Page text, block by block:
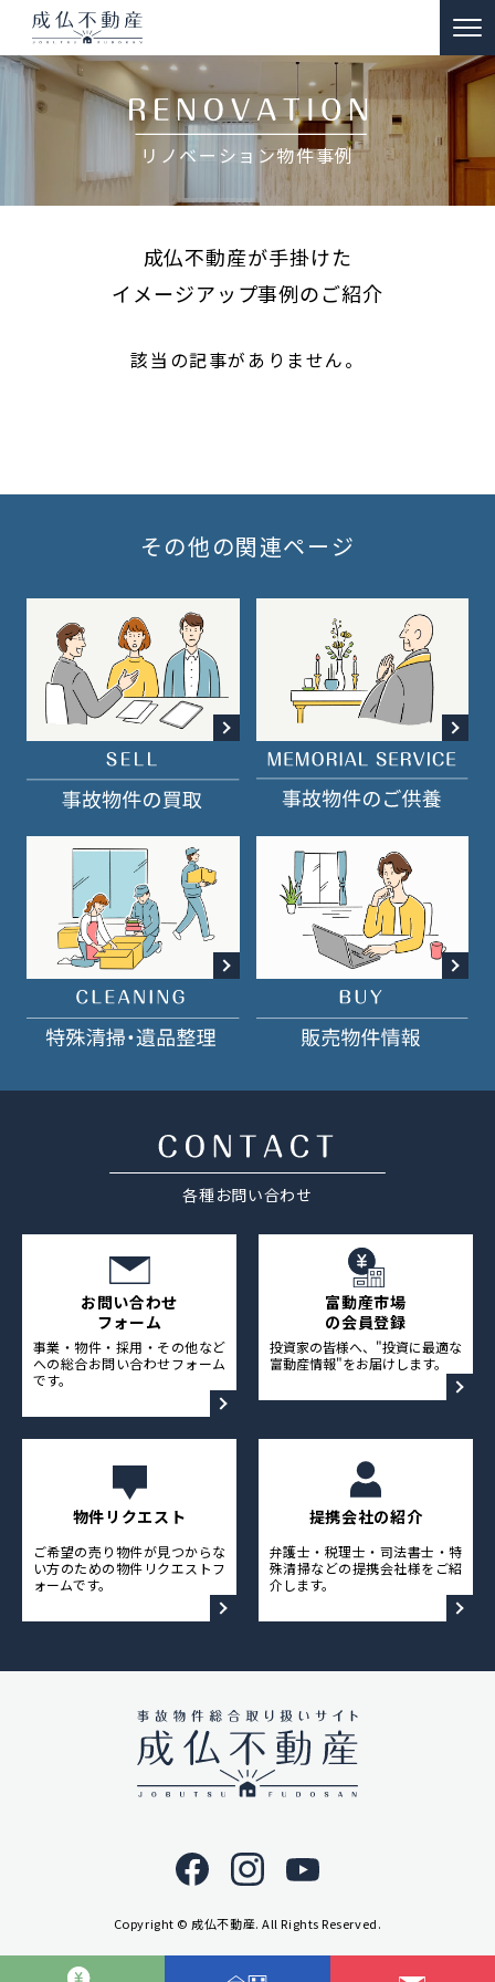
リノベーション物件事例
成仏不動産が手掛けた
イメージアップ事例のご紹介
該当の記事がありません。
その他の関連ページ
各種お問い合わせ
お問い合わせ
フォーム
事業・物件・採用・その他など
への総合お問い合わせフォーム
です。
富動産市場
の会員登録
投資家の皆様へ、"投資に最適な
富動産情報"をお届けします。
物件リクエスト
ご希望の売り物件が見つからな
い方のための物件リクエストフ
ォームです。
提携会社の紹介
弁護士・税理士・司法書士・特
殊清掃などの提携会社様をご紹
介します。
Copyright © 成仏不動産. All Rights Reserved.
TOP
事故物件のお悩み解決
ー 買取
販売物件情報
リノベーション物件事例
運営会社
プライバシーポリシー